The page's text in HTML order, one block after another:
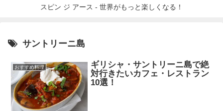
スピン ジ アース - 世界がもっと楽しくなる！
サントリーニ島
おすすめ料理
ギリシャ・サントリーニ島で絶
対行きたいカフェ・レストラン
10選！